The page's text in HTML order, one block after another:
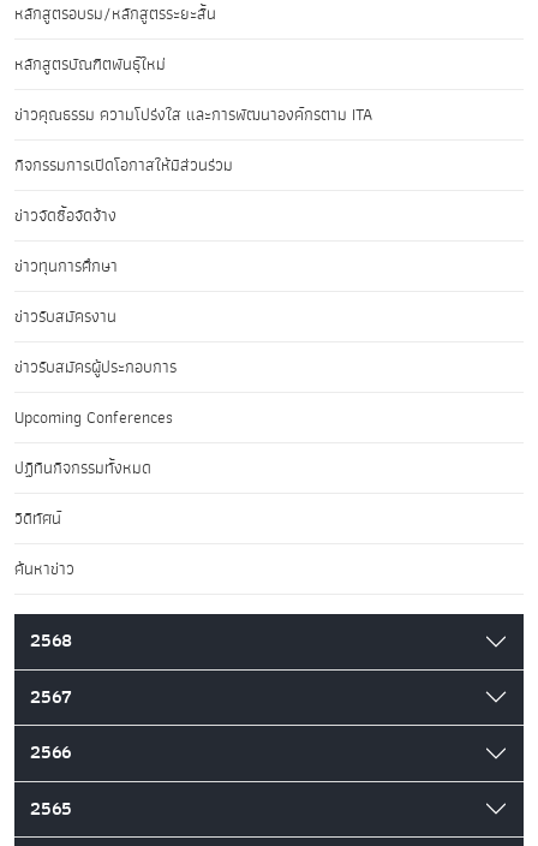
หลักสูตรอบรม/หลักสูตรระยะสั้น
หลักสูตรบัณฑิตพันธุ์ใหม่
ข่าวคุณธรรม ความโปร่งใส และการพัฒนาองค์กรตาม ITA
กิจกรรมการเปิดโอกาสให้มีส่วนร่วม
ข่าวจัดซื้อจัดจ้าง
ข่าวทุนการศึกษา
ข่าวรับสมัครงาน
ข่าวรับสมัครผู้ประกอบการ
Upcoming Conferences
ปฏิทินกิจกรรมทั้งหมด
วิดีทัศน์
ค้นหาข่าว
2568
2567
2566
2565